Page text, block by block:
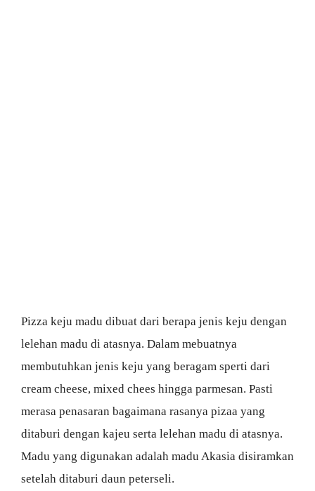
Pizza keju madu dibuat dari berapa jenis keju dengan
lelehan madu di atasnya. Dalam mebuatnya
membutuhkan jenis keju yang beragam sperti dari
cream cheese, mixed chees hingga parmesan. Pasti
merasa penasaran bagaimana rasanya pizaa yang
ditaburi dengan kajeu serta lelehan madu di atasnya.
Madu yang digunakan adalah madu Akasia disiramkan
setelah ditaburi daun peterseli.